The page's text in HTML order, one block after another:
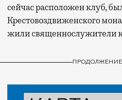
сейчас расположен клуб,
Крестовоздвиженского
жили священнослужители